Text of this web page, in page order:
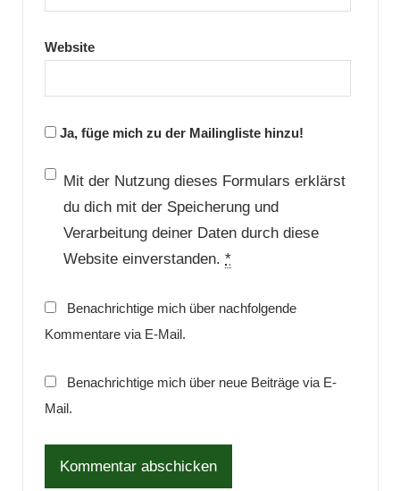
Website
Ja, füge mich zu der Mailingliste hinzu!
Mit der Nutzung dieses Formulars erklärst
du dich mit der Speicherung und
Verarbeitung deiner Daten durch diese
Website einverstanden. *
Benachrichtige mich über nachfolgende
Kommentare via E-Mail.
Benachrichtige mich über neue Beiträge via E-
Mail.